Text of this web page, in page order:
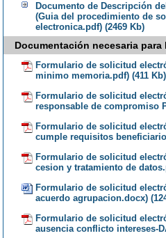
Documento de Descripción
(Guia del procedimiento de
electronica.pdf) (2469 Kb)
Documentación necesaria
Formulario de solicitud
minimo memoria.pdf) (411 Kb)
Formulario de solicitud
responsable de compromiso
Formulario de solicitud
cumple requisitos
Formulario de solicitud
cesion y tratamiento de
Formulario de solicitud
acuerdo agrupacion.docx)
Formulario de solicitud
ausencia conflicto intereses-